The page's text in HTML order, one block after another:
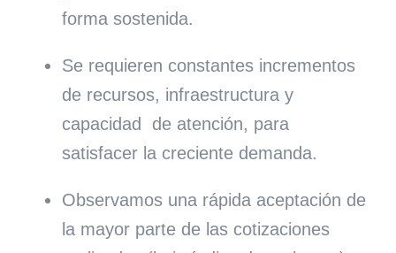
forma sostenida.
Se requieren constantes incrementos
de recursos, infraestructura y
capacidad
de atención, para
satisfacer la creciente demanda.
Observamos una rápida aceptación de
la mayor parte de las cotizaciones